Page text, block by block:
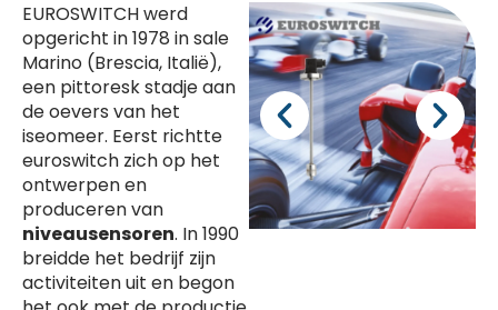
EUROSWITCH werd
opgericht in 1978 in sale
Marino (Brescia, Italië),
een pittoresk stadje aan
de oevers van het
iseomeer. Eerst richtte
euroswitch zich op het
ontwerpen en
produceren van
niveausensoren. In 1990
breidde het bedrijf zijn
activiteiten uit en begon